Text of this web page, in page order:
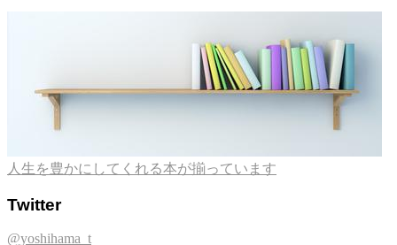
人生を豊かにしてくれる本が揃っています
Twitter
@yoshihama_t